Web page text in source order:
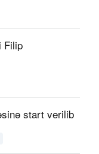
Filip
start verilib